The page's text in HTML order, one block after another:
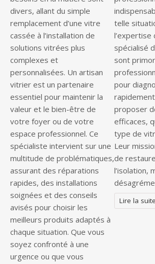
divers, allant du simple
remplacement d’une vitre
cassée à l’installation de
solutions vitrées plus
complexes et
personnalisées. Un artisan
vitrier est un partenaire
essentiel pour maintenir la
valeur et le bien-être de
votre foyer ou de votre
espace professionnel. Ce
spécialiste intervient sur une
multitude de problématiques,
assurant des réparations
rapides, des installations
soignées et des conseils
avisés pour choisir les
meilleurs produits adaptés à
chaque situation. Que vous
soyez confronté à une
urgence ou que vous
telle
l’expertise
spécialisé
sont
pour
proposer
efficaces,
type de
Leur
de
l’isolation,
Lire la suite